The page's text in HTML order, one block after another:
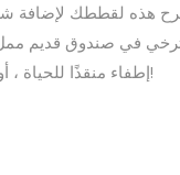
هذه لقططك لإضافة
في صندوق قديم
إطفاء منقذًا للحياة ، أو سائق دبابة مثيرًا أو لوس أنجلوس اجتماعيًا ؟!